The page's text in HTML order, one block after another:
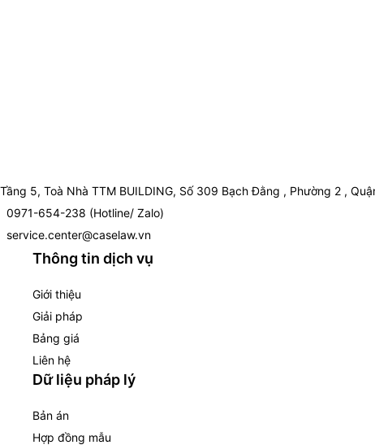
Tầng 5, Toà Nhà TTM BUILDING, Số 309 Bạch Đằng , Phường 2 ,
0971-654-238 (Hotline/ Zalo)
service.center@caselaw.vn
Thông tin dịch vụ
Giới thiệu
Giải pháp
Bảng giá
Liên hệ
Dữ liệu pháp lý
Bản án
Hợp đồng mẫu